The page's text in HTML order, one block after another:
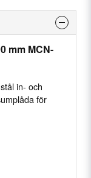
mm MCN-
in- och
för